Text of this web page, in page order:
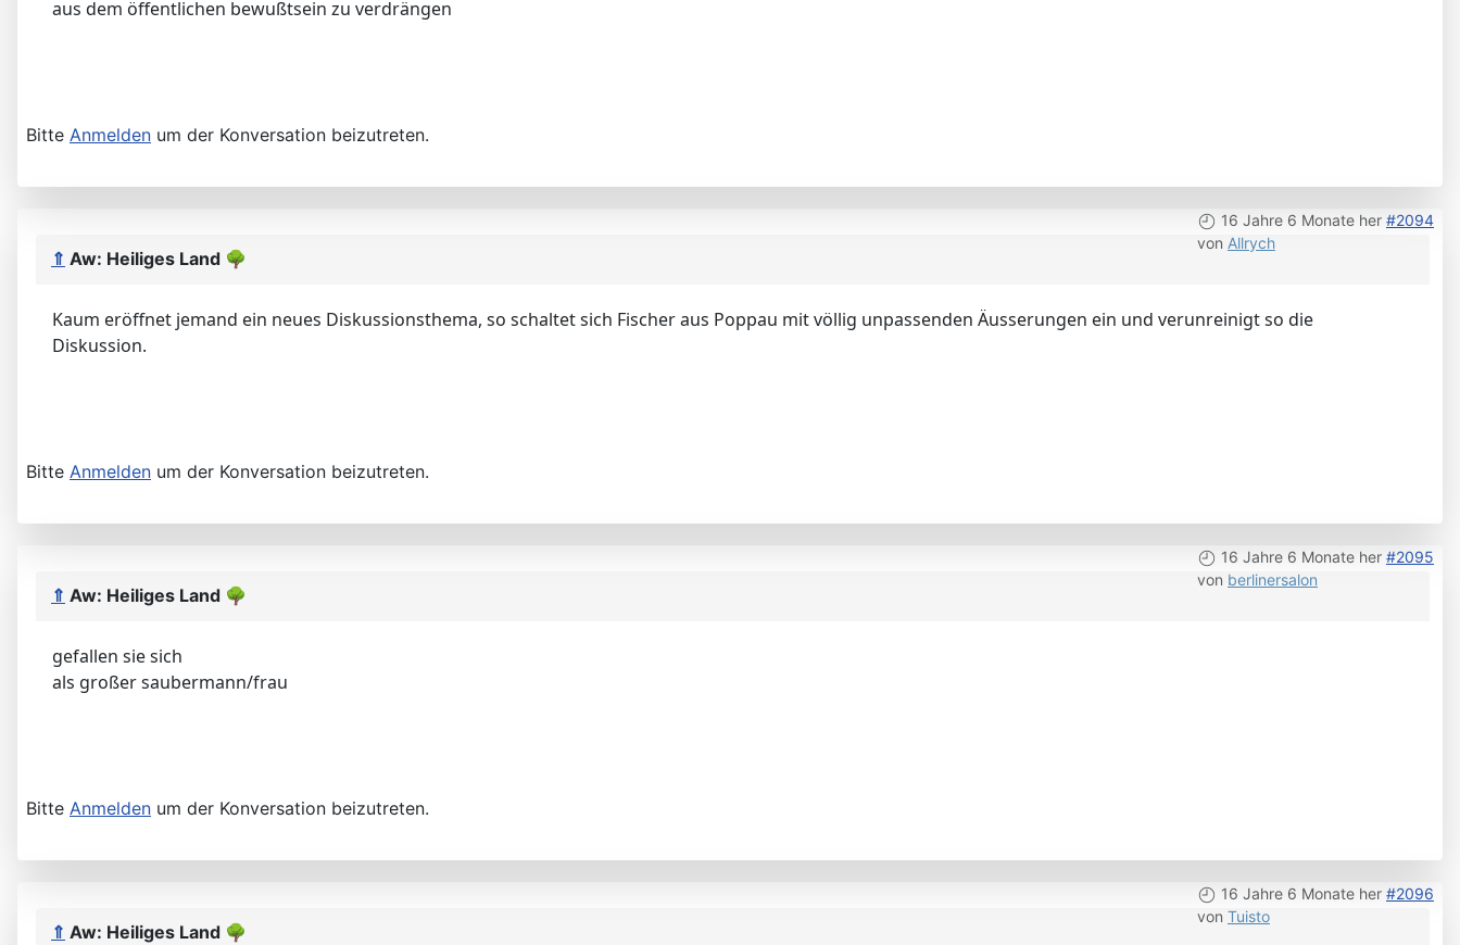
aus dem öffentlichen bewußtsein zu verdrängen
Bitte Anmelden um der Konversation beizutreten.
16 Jahre 6 Monate her #2094
von Allrych
⇑ Aw: Heiliges Land 🌳
Kaum eröffnet jemand ein neues Diskussionsthema, so schaltet sich Fischer aus Poppau mit völlig unpassenden Äusserungen ein und verunreinigt so die
Diskussion.
Bitte Anmelden um der Konversation beizutreten.
16 Jahre 6 Monate her #2095
von berlinersalon
⇑ Aw: Heiliges Land 🌳
gefallen sie sich
als großer saubermann/frau
Bitte Anmelden um der Konversation beizutreten.
16 Jahre 6 Monate her #2096
von Tuisto
⇑ Aw: Heiliges Land 🌳